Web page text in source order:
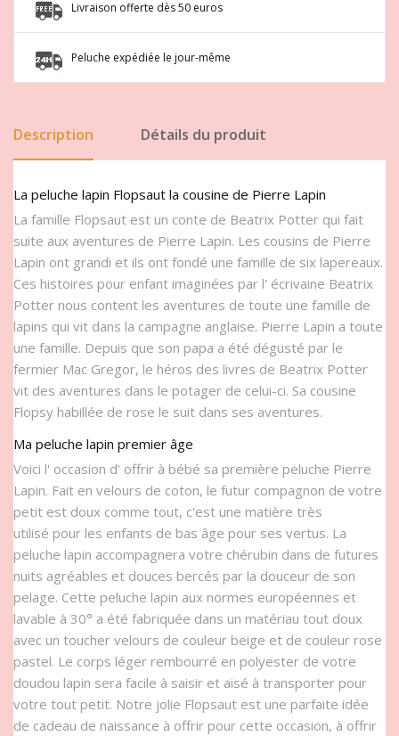
Livraison offerte dès 50 euros
Peluche expédiée le jour-même
Description Détails du produit
La peluche lapin Flopsaut la cousine de Pierre Lapin
La famille Flopsaut est un conte de Beatrix Potter qui fait
suite aux aventures de Pierre Lapin. Les cousins de Pierre
Lapin ont grandi et ils ont fondé une famille de six lapereaux.
Ces histoires pour enfant imaginées par l' écrivaine Beatrix
Potter nous content les aventures de toute une famille de
lapins qui vit dans la campagne anglaise. Pierre Lapin a toute
une famille. Depuis que son papa a été dégusté par le
fermier Mac Gregor, le héros des livres de Beatrix Potter
vit des aventures dans le potager de celui-ci. Sa cousine
Flopsy habillée de rose le suit dans ses aventures.
Ma peluche lapin premier âge
Voici l' occasion d' offrir à bébé sa première peluche Pierre
Lapin. Fait en velours de coton, le futur compagnon de votre
petit est doux comme tout, c'est une matière très
utilisé pour les enfants de bas âge pour ses vertus. La
peluche lapin accompagnera votre chérubin dans de futures
nuits agréables et douces bercés par la douceur de son
pelage. Cette peluche lapin aux normes européennes et
lavable à 30° a été fabriquée dans un matériau tout doux
avec un toucher velours de couleur beige et de couleur rose
pastel. Le corps léger rembourré en polyester de votre
doudou lapin sera facile à saisir et aisé à transporter pour
votre tout petit. Notre jolie Flopsaut est une parfaite idée
de cadeau de naissance à offrir pour cette occasion, à offrir